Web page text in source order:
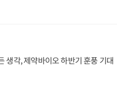
생각, 제약바이오 하반기 훈풍 기대